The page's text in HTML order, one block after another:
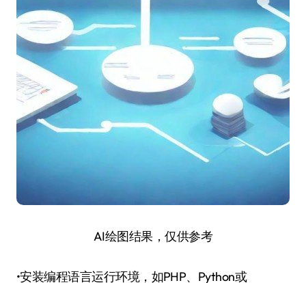
AI绘图结果，仅供参考
•安装编程语言运行环境，如PHP、Python或